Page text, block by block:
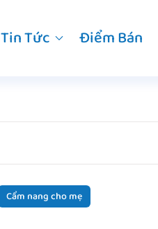
Tin Tức Điểm Bán
Cẩm nang cho mẹ